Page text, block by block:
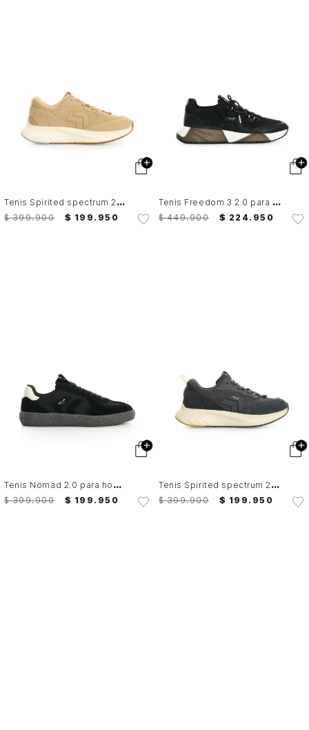
T
enis Spirited spectrum 2 2.0 para hombre Fly Up
$ 399.900 $ 199 . 950
T
enis Freedom 3 2.0 para hombre Fly Up
$ 449.900 $ 224. 950
T
enis Nomad 2.0 para hombre Fly Up
$ 399.900 $ 199 . 950
T
enis Spirited spectrum 2 2.0 para hombre Fly Up
$ 399.900 $ 199 . 950